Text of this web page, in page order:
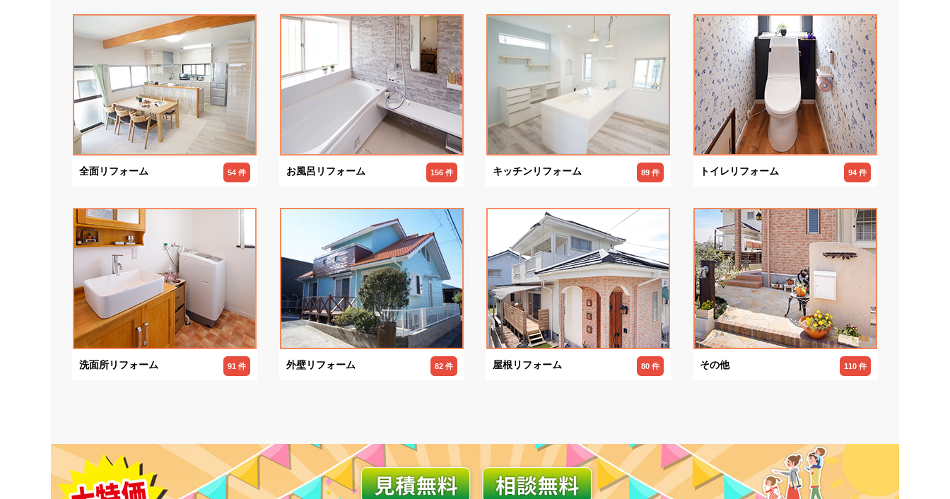
全面リフォーム 54 件 お風呂リフォーム 156 件 キッチンリフォーム 89 件 トイレリフォーム 94 件
洗面所リフォーム 91 件 外壁リフォーム 82 件 屋根リフォーム 80 件 その他 110 件